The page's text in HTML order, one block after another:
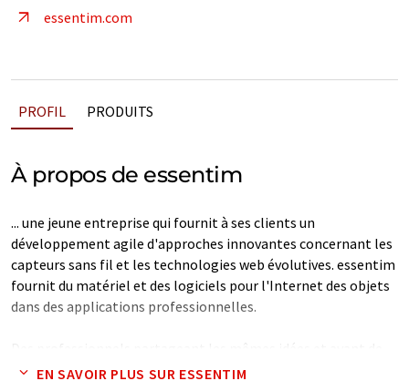
essentim.com
PROFIL PRODUITS
À propos de essentim
... une jeune entreprise qui fournit à ses clients un
développement agile d'approches innovantes concernant les
capteurs sans fil et les technologies web évolutives. essentim
fournit du matériel et des logiciels pour l'Internet des objets
dans des applications professionnelles.
l'expérience en électronique numérique, en sciences des
EN SAVOIR PLUS SUR ESSENTIM